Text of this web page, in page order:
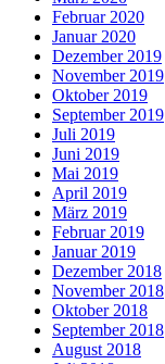
Februar 2020
Januar 2020
Dezember 2019
November 2019
Oktober 2019
September 2019
Juli 2019
Juni 2019
Mai 2019
April 2019
März 2019
Februar 2019
Januar 2019
Dezember 2018
November 2018
Oktober 2018
September 2018
August 2018